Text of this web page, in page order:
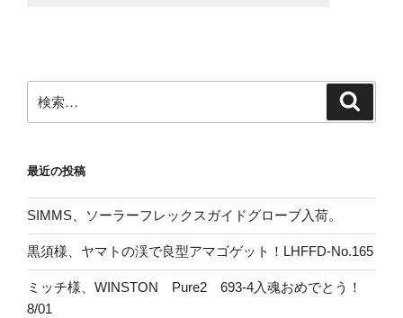
索:
最近の投稿
SIMMS、ソーラーフレックスガイドグローブ入荷。
黒須様、ヤマトの渓で良型アマゴゲット！LHFFD-No.165
ミッチ様、WINSTON Pure2 693-4入魂おめでとう！
8/01